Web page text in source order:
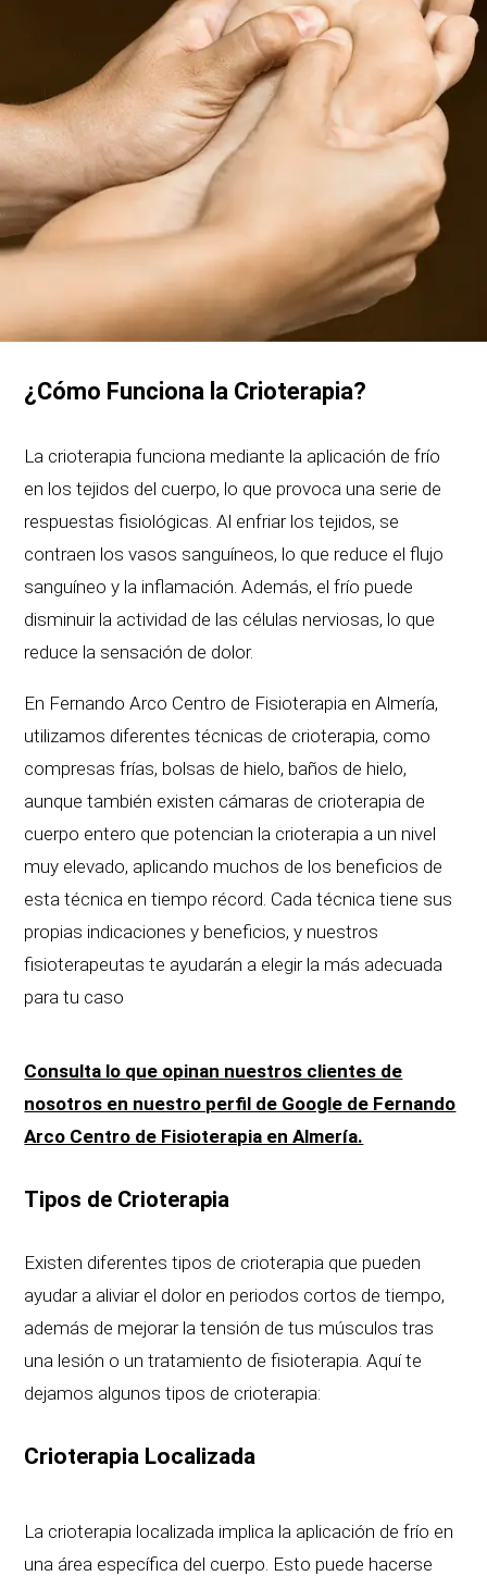
¿Cómo Funciona la Crioterapia?
La crioterapia funciona mediante la aplicación de frío
en los tejidos del cuerpo, lo que provoca una serie de
respuestas fisiológicas. Al enfriar los tejidos, se
contraen los vasos sanguíneos, lo que reduce el flujo
sanguíneo y la inflamación. Además, el frío puede
disminuir la actividad de las células nerviosas, lo que
reduce la sensación de dolor.
En Fernando Arco Centro de Fisioterapia en Almería,
utilizamos diferentes técnicas de crioterapia, como
compresas frías, bolsas de hielo, baños de hielo,
aunque también existen cámaras de crioterapia de
cuerpo entero que potencian la crioterapia a un nivel
muy elevado, aplicando muchos de los beneficios de
esta técnica en tiempo récord. Cada técnica tiene sus
propias indicaciones y beneficios, y nuestros
fisioterapeutas te ayudarán a elegir la más adecuada
para tu caso
Consulta lo que opinan nuestros clientes de
nosotros en nuestro perfil de Google de Fernando
Arco Centro de Fisioterapia en Almería.
Tipos de Crioterapia
Existen diferentes tipos de crioterapia que pueden
ayudar a aliviar el dolor en periodos cortos de tiempo,
además de mejorar la tensión de tus músculos tras
una lesión o un tratamiento de fisioterapia. Aquí te
dejamos algunos tipos de crioterapia:
Crioterapia Localizada
La crioterapia localizada implica la aplicación de frío en
una área específica del cuerpo. Esto puede hacerse